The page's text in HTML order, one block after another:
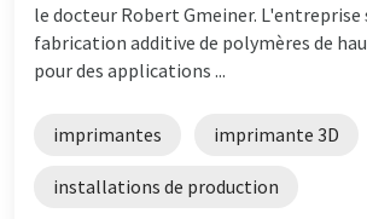
le docteur Robert Gmeiner. L'entreprise
fabrication additive de polymères de
pour des applications ...
imprimantes imprimante 3D
installations de production